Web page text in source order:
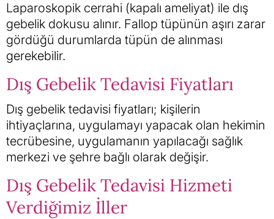
Laparoskopik cerrahi (kapalı ameliyat) ile dış
gebelik dokusu alınır. Fallop tüpünün aşırı zarar
gördüğü durumlarda tüpün de alınması
gerekebilir.
Dış Gebelik Tedavisi Fiyatları
Dış gebelik tedavisi fiyatları; kişilerin
ihtiyaçlarına, uygulamayı yapacak olan hekimin
tecrübesine, uygulamanın yapılacağı sağlık
merkezi ve şehre bağlı olarak değişir.
Dış Gebelik Tedavisi Hizmeti
Verdiğimiz İller